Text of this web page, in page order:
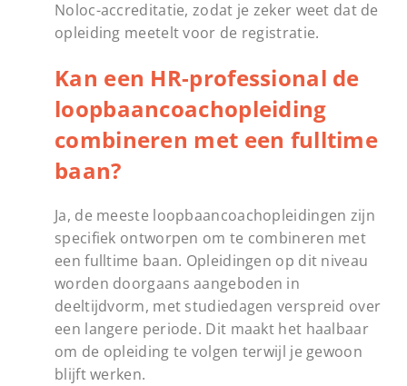
Noloc-accreditatie, zodat je zeker weet dat de
opleiding meetelt voor de registratie.
Kan een HR-professional de
loopbaancoachopleiding
combineren met een fulltime
baan?
Ja, de meeste loopbaancoachopleidingen zijn
specifiek ontworpen om te combineren met
een fulltime baan. Opleidingen op dit niveau
worden doorgaans aangeboden in
deeltijdvorm, met studiedagen verspreid over
een langere periode. Dit maakt het haalbaar
om de opleiding te volgen terwijl je gewoon
blijft werken.